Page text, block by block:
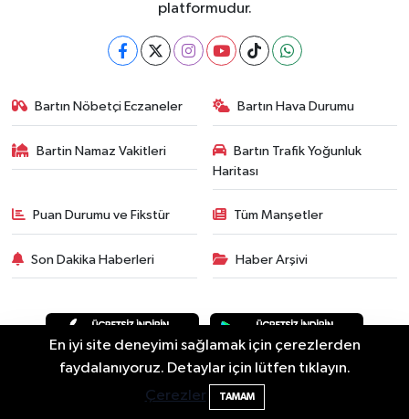
platformudur.
Bartın Nöbetçi Eczaneler Bartın Hava Durumu
Bartin Namaz Vakitleri
Bartın Trafik Yoğunluk
Haritası
Puan Durumu ve Fikstür Tüm Manşetler
Son Dakika Haberleri Haber Arşivi
Spor Yaşam
En iyi site deneyimi sağlamak için çerezlerden
faydalanıyoruz. Detaylar için lütfen tıklayın.
Çerezler
TAMAM
Bartın'da Şafak Operasyonu: 5 Gözaltı, 4
Şüpheli Aranıyor